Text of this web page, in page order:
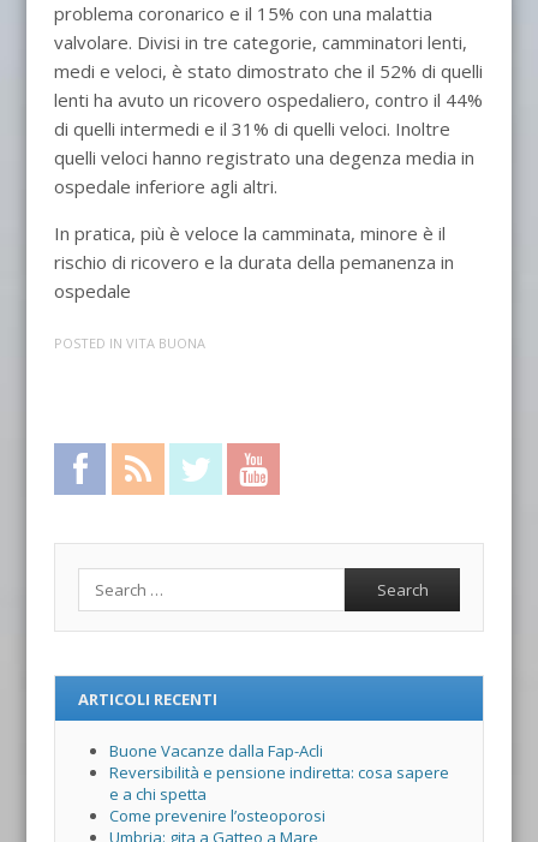
problema coronarico e il 15% con una malattia
valvolare. Divisi in tre categorie, camminatori lenti,
medi e veloci, è stato dimostrato che il 52% di quelli
lenti ha avuto un ricovero ospedaliero, contro il 44%
di quelli intermedi e il 31% di quelli veloci. Inoltre
quelli veloci hanno registrato una degenza media in
ospedale inferiore agli altri.
In pratica, più è veloce la camminata, minore è il
rischio di ricovero e la durata della pemanenza in
ospedale
POSTED IN VITA BUONA
Facebook RSS Feed Twitter
ARTICOLI RECENTI
Buone Vacanze dalla Fap-Acli
Reversibilità e pensione indiretta: cosa sapere
e a chi spetta
Come prevenire l’osteoporosi
Umbria: gita a Gatteo a Mare